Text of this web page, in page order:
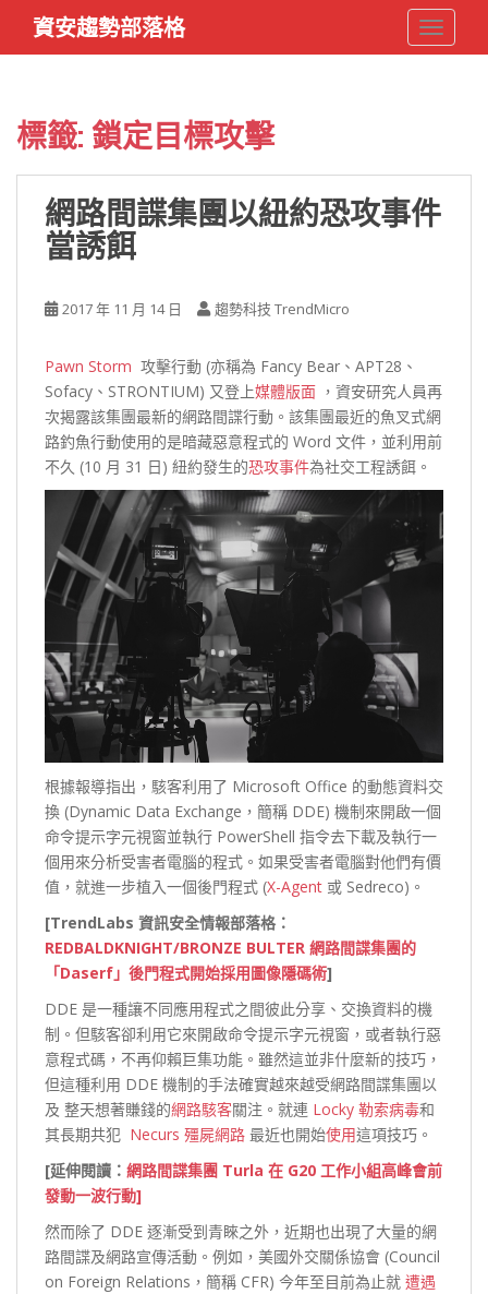
i
資安趨勢部落格
標籤: 鎖定目標攻擊
網路間諜集團以紐約恐攻事件
當誘餌
2017 年 11 月 14 日 趨勢科技 TrendMicro
Pawn Storm 攻擊行動 (亦稱為 Fancy Bear、APT28、
Sofacy、STRONTIUM) 又登上媒體版面 ，資安研究人員再
次揭露該集團最新的網路間諜行動。該集團最近的魚叉式網
路釣魚行動使用的是暗藏惡意程式的 Word 文件，並利用前
不久 (10 月 31 日) 紐約發生的恐攻事件為社交工程誘餌。
根據報導指出，駭客利用了 Microsoft Office 的動態資料交
換 (Dynamic Data Exchange，簡稱 DDE) 機制來開啟一個
命令提示字元視窗並執行 PowerShell 指令去下載及執行一
個用來分析受害者電腦的程式。如果受害者電腦對他們有價
值，就進一步植入一個後門程式 (X-Agent 或 Sedreco)。
[TrendLabs 資訊安全情報部落格：
REDBALDKNIGHT/BRONZE BULTER 網路間諜集團的
「Daserf」後門程式開始採用圖像隱碼術]
DDE 是一種讓不同應用程式之間彼此分享、交換資料的機
制。但駭客卻利用它來開啟命令提示字元視窗，或者執行惡
意程式碼，不再仰賴巨集功能。雖然這並非什麼新的技巧，
但這種利用 DDE 機制的手法確實越來越受網路間諜集團以
及 整天想著賺錢的網路駭客關注。就連 Locky 勒索病毒和
其長期共犯 Necurs 殭屍網路 最近也開始使用這項技巧。
[延伸閱讀： 網路間諜集團 Turla 在 G20 工作小組高峰會前
發動一波行動]
然而除了 DDE 逐漸受到青睞之外，近期也出現了大量的網
路間諜及網路宣傳活動。例如，美國外交關係協會 (Council
on Foreign Relations，簡稱 CFR) 今年至目前為止就 遭遇